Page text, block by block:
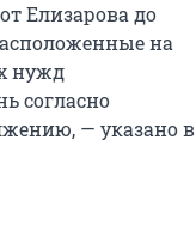
Елизарова до
на
нужд
согласно
— указано в